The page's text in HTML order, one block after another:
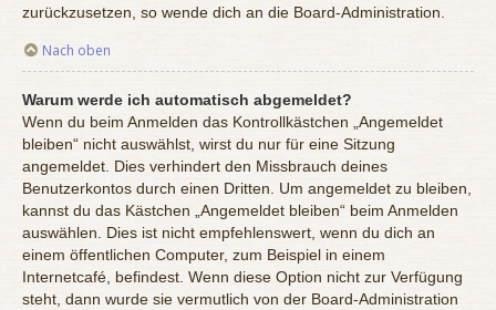
zurückzusetzen, so wende dich an die Board-Administration.
Nach oben
Warum werde ich automatisch abgemeldet?
Wenn du beim Anmelden das Kontrollkästchen „Angemeldet
bleiben“ nicht auswählst, wirst du nur für eine Sitzung
angemeldet. Dies verhindert den Missbrauch deines
Benutzerkontos durch einen Dritten. Um angemeldet zu bleiben,
kannst du das Kästchen „Angemeldet bleiben“ beim Anmelden
auswählen. Dies ist nicht empfehlenswert, wenn du dich an
einem öffentlichen Computer, zum Beispiel in einem
Internetcafé, befindest. Wenn diese Option nicht zur Verfügung
steht, dann wurde sie vermutlich von der Board-Administration